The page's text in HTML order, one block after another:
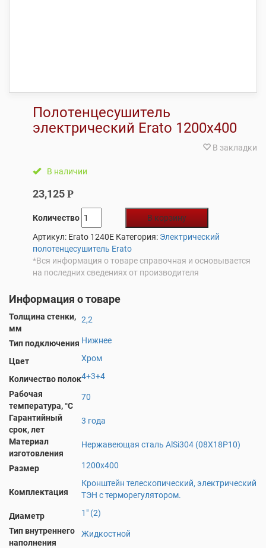
Полотенцесушитель
электрический Erato 1200х400
В закладки
В наличии
23,125 Р
Количество
В корзину
Артикул: Erato 1240E Категория: Электрический
полотенцесушитель Erato
*Вся информация о товаре справочная и основывается
на последних сведениях от производителя
Информация о товаре
Толщина стенки,
мм
2,2
Тип подключения Нижнее
Цвет Хром
Количество полок4+3+4
Рабочая
температура, °С
70
Гарантийный
срок, лет
3 года
Материал
изготовления
Нержавеющая сталь AlSi304 (08Х18Р10)
Размер 1200х400
Комплектация
Кронштейн телескопический, электрический
ТЭН с терморегулятором.
Диаметр
1" (2)
Тип внутреннего
наполнения
Жидкостной